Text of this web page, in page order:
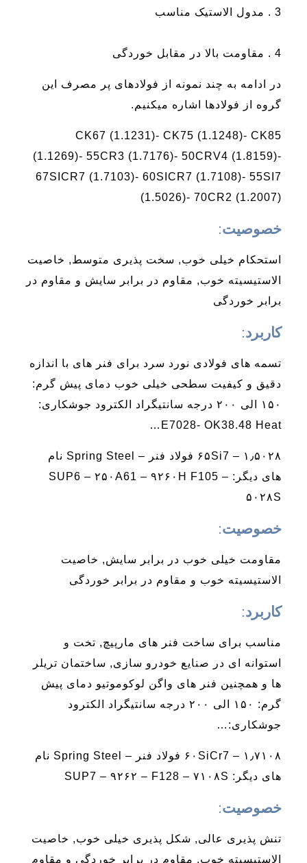
3 . مدول الاستیک مناسب
4 . مقاومت بالا در مقابل خوردگی
در ادامه به چند نمونه از فولادهای پر مصرف این
گروه از فولادها اشاره میکنیم.
CK67 (1.1231)- CK75 (1.1248)- CK85
(1.1269)- 55CR3 (1.7176)- 50CRV4 (1.8159)-
67SICR7 (1.7103)- 60SICR7 (1.7108)- 55SI7
(1.5026)- 70CR2 (1.2007)
خصوصیت:
استحکام خیلی خوب, سخت پذیری متوسط, خاصیت
الاستیسیته خوب, مقاوم در برابر سایش و مقاوم در
برابر خوردگی
کاربرد:
تسمه های فولادی نورد سرد برای فنر های با اندازه
دقیق و کیفیت سطحی خیلی خوب دمای پیش گرم:
۱۵۰ الی ۲۰۰ درجه سانتیگراد الکترود جوشکاری:
E7028- OK38.48 Heat…
۱٫۵۰۲۸ – ۶۵Si7 فولاد فنر – Spring Steel نام
های دیگر: SUP6 – ۲۵۰A61 – ۹۲۶۰H F105 –
۵۰۲۸S
خصوصیت:
مقاومت خیلی خوب در برابر سایش, خاصیت
الاستیسیته خوب و مقاوم در برابر خوردگی
کاربرد:
مناسب برای ساخت فنر های مارپیچ, تخت و
استوانه ای در صنایع خودرو سازی, ساختمان تریلر
ها و همچنین فنر های واگن لوکوموتیو دمای پیش
گرم: ۱۵۰ الی ۲۰۰ درجه سانتیگراد الکترود
جوشکاری:…
۱٫۷۱۰۸ – ۶۰SiCr7 فولاد فنر – Spring Steel نام
های دیگر: SUP7 – ۹۲۶۲ – F128 – ۷۱۰۸S
خصوصیت:
تنش پذیری عالی, شکل پذیری خیلی خوب, خاصیت
الاستیسیته خوب, مقاوم در برابر خوردگی و مقاوم